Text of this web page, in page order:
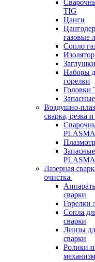
TIG
Цанги
газовые
Сопло
Наборы
горелки
Головки
Воздушно-
сварка, резка
PLASMA
Лазерная
очистка
сварки
Горелки
Сопла
сварки
Линзы
сварки
Ролики